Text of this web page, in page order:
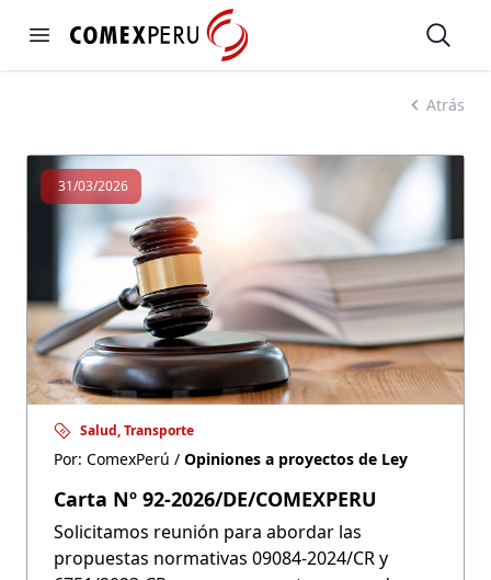
Open menu
https://www.comexperu.org.pe Open
OPINIONES A PROYECTOS DE LEY
Atrás
31/03/2026
Salud, Transporte
Por: ComexPerú / Opiniones a proyectos de Ley
Carta Nº 92-2026/DE/COMEXPERU
Solicitamos reunión para abordar las
propuestas normativas 09084-2024/CR y